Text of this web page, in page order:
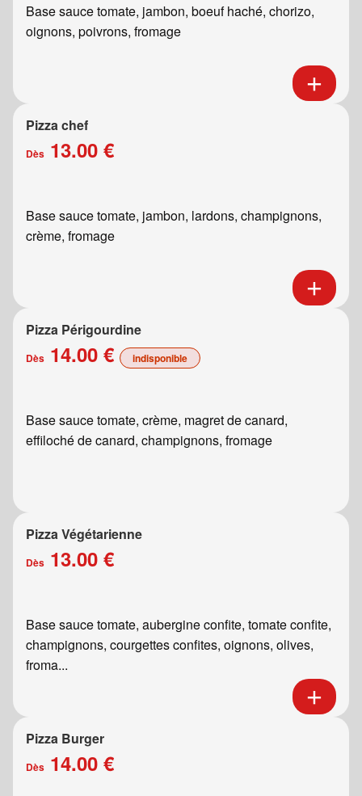
Base sauce tomate, jambon, boeuf haché, chorizo,
oignons, poivrons, fromage
Pizza chef
Dès 13.00 €
Base sauce tomate, jambon, lardons, champignons,
crème, fromage
Pizza Périgourdine
Dès 14.00 € indisponible
Base sauce tomate, crème, magret de canard,
effiloché de canard, champignons, fromage
Pizza Végétarienne
Dès 13.00 €
Base sauce tomate, aubergine confite, tomate confite,
champignons, courgettes confites, oignons, olives,
froma...
Pizza Burger
Dès 14.00 €